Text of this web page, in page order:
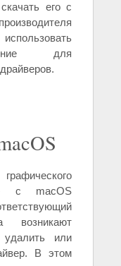
его с
для
с macOS
возникают
удалить или
В этом